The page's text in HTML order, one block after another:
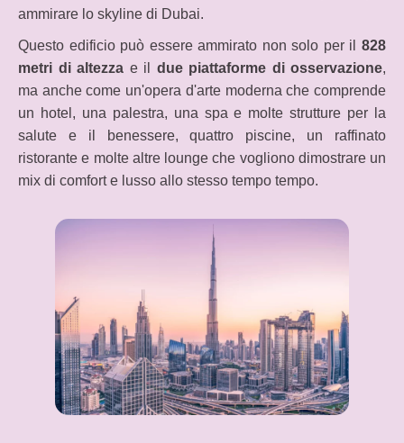
ammirare lo skyline di Dubai.
Questo edificio può essere ammirato non solo per il 828
metri di altezza e il due piattaforme di osservazione,
ma anche come un'opera d'arte moderna che comprende
un hotel, una palestra, una spa e molte strutture per la
salute e il benessere, quattro piscine, un raffinato
ristorante e molte altre lounge che vogliono dimostrare un
mix di comfort e lusso allo stesso tempo tempo.